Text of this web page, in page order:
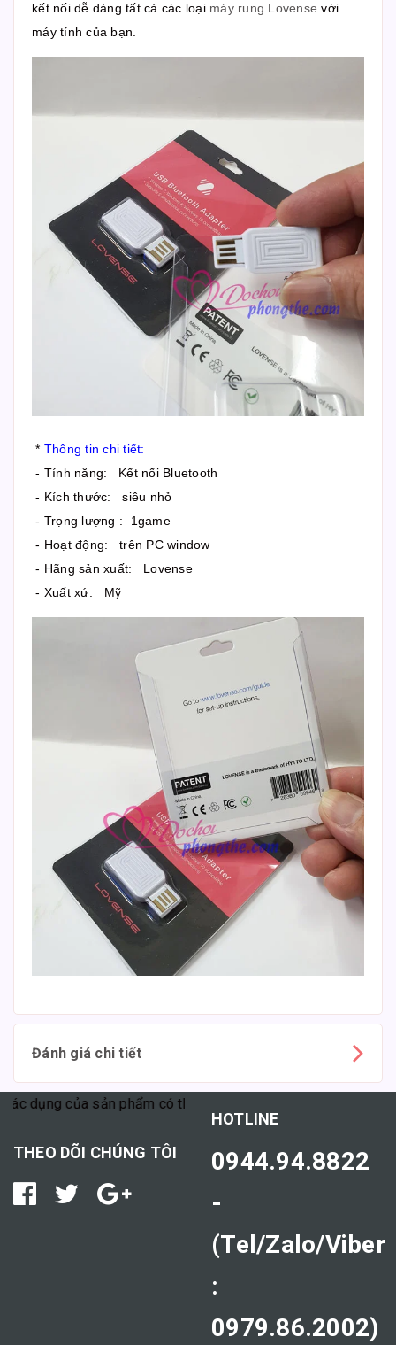
kết nối dễ dàng tất cả các loại máy rung Lovense với
máy tính của bạn.
* Thông tin chi tiết:
- Tính năng: Kết nối Bluetooth
- Kích thước: siêu nhỏ
- Trọng lượng : 1game
- Hoạt động: trên PC window
- Hãng sản xuất: Lovense
- Xuất xứ: Mỹ
Đánh giá chi tiết
dụng của sản phẩm có thể tùy thuộc vào cơ địa mỗi người."
THEO DÕI CHÚNG TÔI
HOTLINE
0944.94.8822
-
(Tel/Zalo/Viber
:
0979.86.2002)